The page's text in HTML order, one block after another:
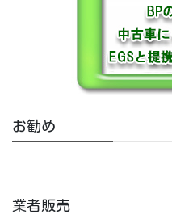
お勧め
業者販売